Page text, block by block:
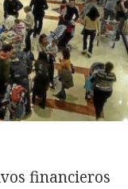
financieros